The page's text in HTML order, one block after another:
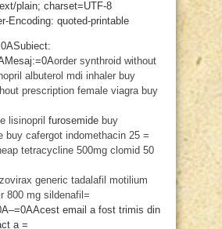
plain; charset=UTF-8
Encoding: quoted-printable
order synthroid without
albuterol mdi inhaler buy
prescription female viagra buy
lisinopril furosemide buy
buy cafergot indomethacin 25 =
tetracycline 500mg clomid 50
zovirax generic tadalafil motilium
800 mg sildenafil=
email a fost trimis din
a =